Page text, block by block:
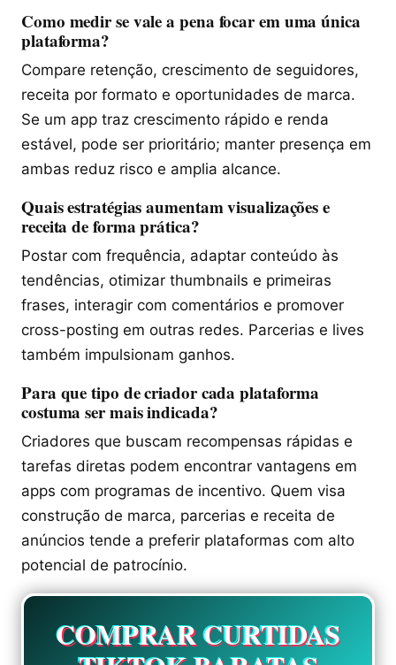
Como medir se vale a pena focar em uma única
plataforma?
Compare retenção, crescimento de seguidores,
receita por formato e oportunidades de marca.
Se um app traz crescimento rápido e renda
estável, pode ser prioritário; manter presença em
ambas reduz risco e amplia alcance.
Quais estratégias aumentam visualizações e
receita de forma prática?
Postar com frequência, adaptar conteúdo às
tendências, otimizar thumbnails e primeiras
frases, interagir com comentários e promover
cross-posting em outras redes. Parcerias e lives
também impulsionam ganhos.
Para que tipo de criador cada plataforma
costuma ser mais indicada?
Criadores que buscam recompensas rápidas e
tarefas diretas podem encontrar vantagens em
apps com programas de incentivo. Quem visa
construção de marca, parcerias e receita de
anúncios tende a preferir plataformas com alto
potencial de patrocínio.
COMPRAR CURTIDAS